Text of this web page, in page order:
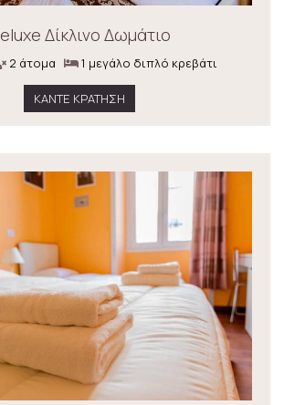
Δίκλινο Δωμάτιο
2 άτομα 1 μεγάλο διπλό κρεβάτι
ΚΆΝΤΕ ΚΡΆΤΗΣΗ